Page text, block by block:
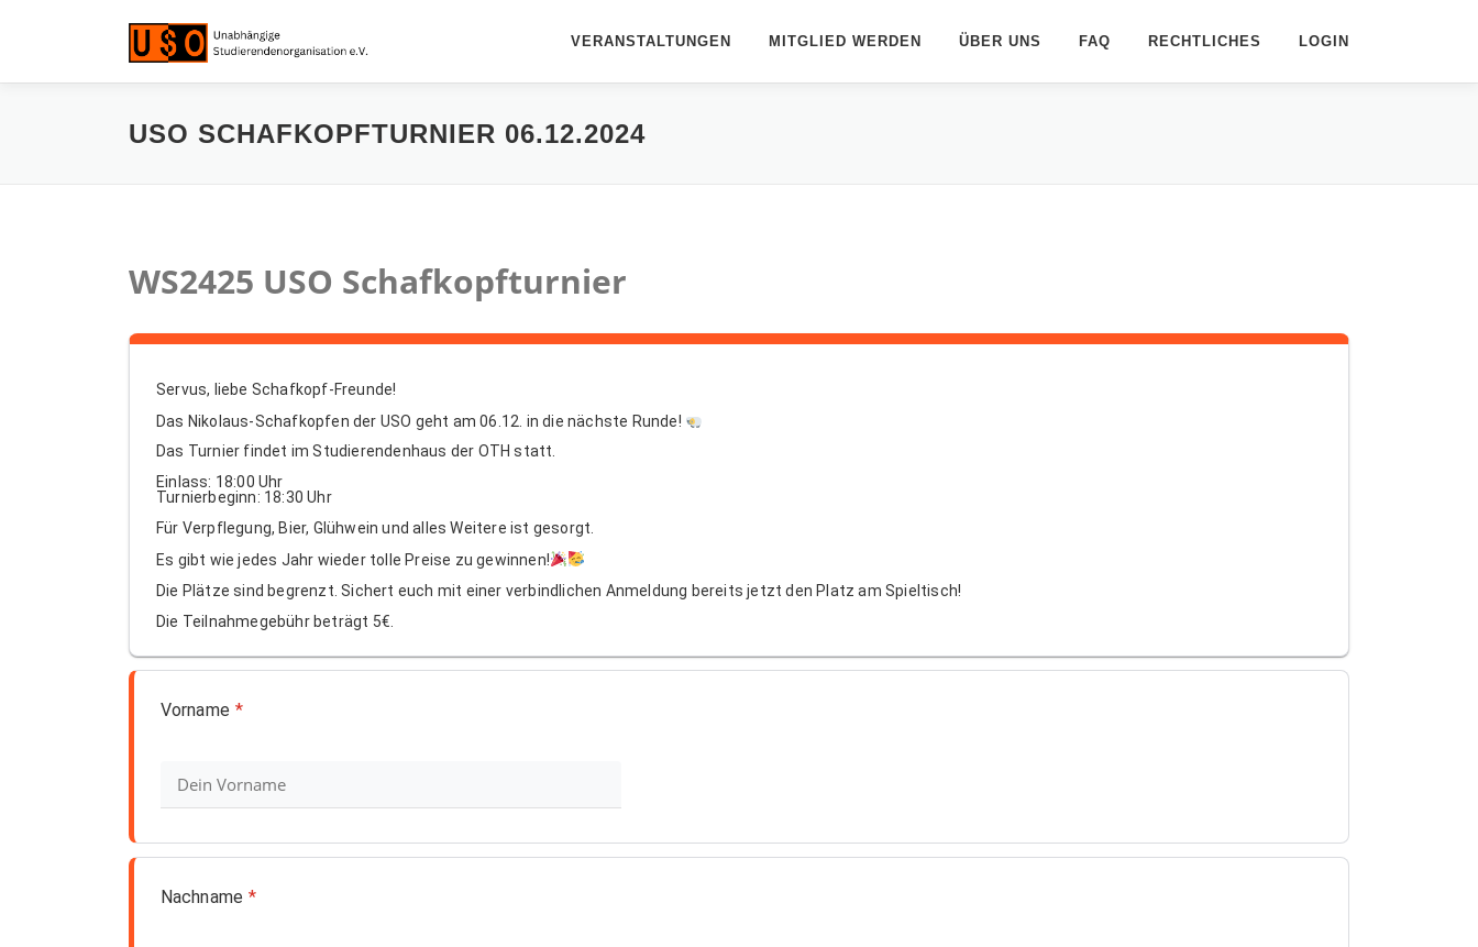
VERANSTALTUNGEN MITGLIED WERDEN ÜBER UNS FAQ RECHTLICHES LOGIN
USO SCHAFKOPFTURNIER 06.12.2024
WS2425 USO Schafkopfturnier
Servus, liebe Schafkopf-Freunde!
Das Nikolaus-Schafkopfen der USO geht am 06.12. in die nächste Runde!
Das Turnier findet im Studierendenhaus der OTH statt.
Einlass: 18:00 Uhr
Turnierbeginn: 18:30 Uhr
Für Verpflegung, Bier, Glühwein und alles Weitere ist gesorgt.
Es gibt wie jedes Jahr wieder tolle Preise zu gewinnen!
Die Plätze sind begrenzt. Sichert euch mit einer verbindlichen Anmeldung bereits jetzt den Platz am Spieltisch!
Die Teilnahmegebühr beträgt 5€.
Vorname *
Nachname *